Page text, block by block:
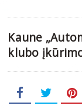
Kaune
klubo